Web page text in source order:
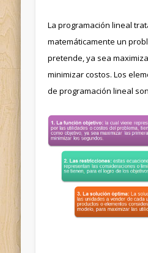
La programación lineal
matemáticamente un
pretende, ya sea
minimizar costos. Los
de programación lineal